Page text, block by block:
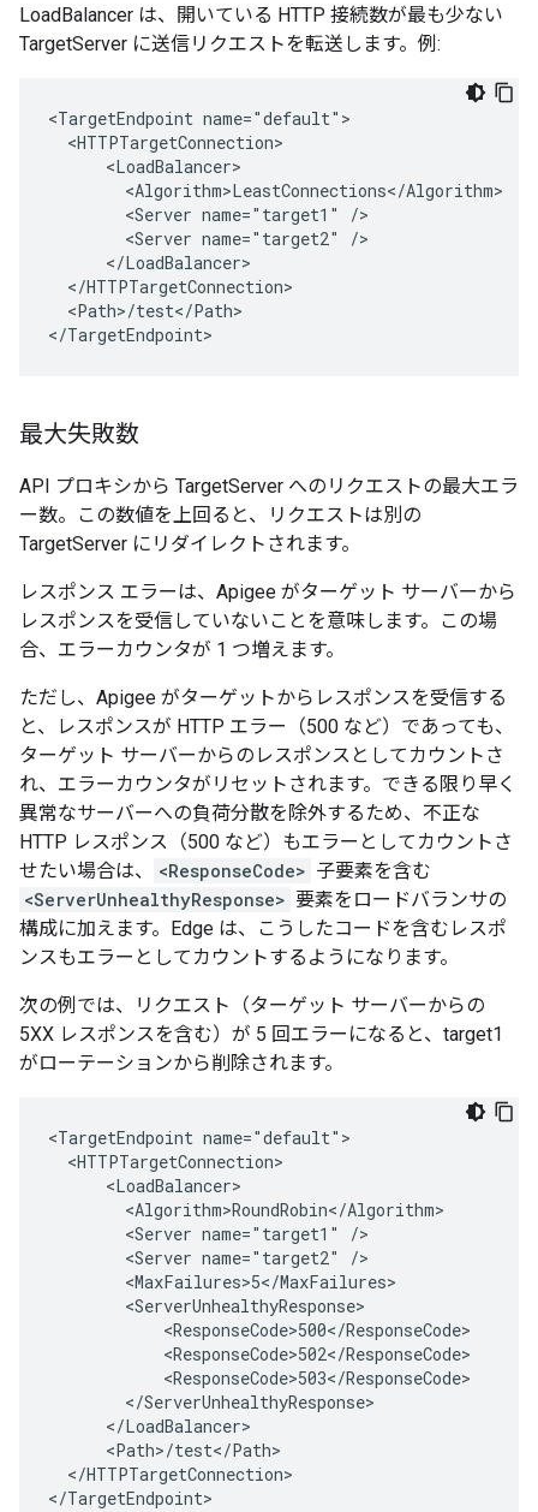
LoadBalancer は、開いている HTTP 接続数が最も少ない
TargetServer に送信リクエストを転送します。例:
<TargetEndpoint name="default">
  <HTTPTargetConnection>
      <LoadBalancer>
        <Algorithm>LeastConnections</Algorithm>
        <Server name="target1" />
        <Server name="target2" />
      </LoadBalancer>
  </HTTPTargetConnection>
  <Path>/test</Path>
</TargetEndpoint>
最大失敗数
API プロキシから TargetServer へのリクエストの最大エラ
ー数。この数値を上回ると、リクエストは別の
TargetServer にリダイレクトされます。
レスポンス エラーは、Apigee がターゲット サーバーから
レスポンスを受信していないことを意味します。この場
合、エラーカウンタが 1 つ増えます。
ただし、Apigee がターゲットからレスポンスを受信する
と、レスポンスが HTTP エラー（500 など）であっても、
ターゲット サーバーからのレスポンスとしてカウントさ
れ、エラーカウンタがリセットされます。できる限り早く
異常なサーバーへの負荷分散を除外するため、不正な
HTTP レスポンス（500 など）もエラーとしてカウントさ
せたい場合は、
<ResponseCode> 子要素を含む
<ServerUnhealthyResponse> 要素をロードバランサの
構成に加えます。Edge は、こうしたコードを含むレスポ
ンスもエラーとしてカウントするようになります。
次の例では、リクエスト（ターゲット サーバーからの
5XX レスポンスを含む）が 5 回エラーになると、target1
がローテーションから削除されます。
<TargetEndpoint name="default">
  <HTTPTargetConnection>
      <LoadBalancer>
        <Algorithm>RoundRobin</Algorithm>
        <Server name="target1" />
        <Server name="target2" />
        <MaxFailures>5</MaxFailures>
        <ServerUnhealthyResponse>
            <ResponseCode>500</ResponseCode>
            <ResponseCode>502</ResponseCode>
            <ResponseCode>503</ResponseCode>
        </ServerUnhealthyResponse>
      </LoadBalancer>
      <Path>/test</Path>
  </HTTPTargetConnection>
</TargetEndpoint>